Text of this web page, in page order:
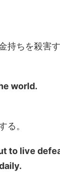
持ちを殺害
world.
る。
to live